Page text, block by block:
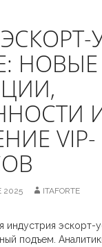
НОВЫЕ
VIP-
2025 ITAFORTE
индустрия эскорт-
подъем.